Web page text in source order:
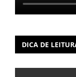
DICA DE